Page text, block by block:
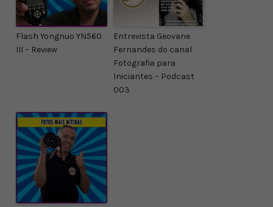
Flash Yongnuo YN560
III – Review
Entrevista Geovane
Fernandes do canal
Fotografia para
Iniciantes – Podcast
003